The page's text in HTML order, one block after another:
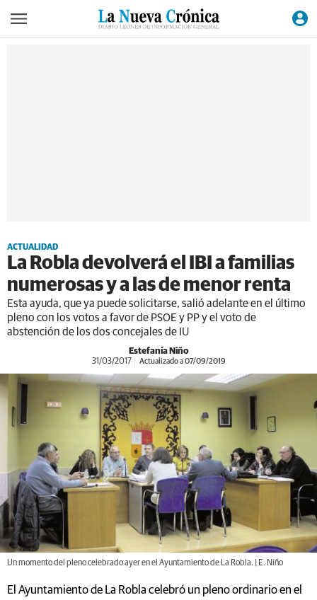
ACTUALIDAD
La Robla devolverá el IBI a familias
numerosas y a las de menor renta
Esta ayuda, que ya puede solicitarse, salió adelante en el último
pleno con los votos a favor de PSOE y PP y el voto de
abstención de los dos concejales de IU
Estefanía Niño
31/03/2017 Actualizado a 07/09/2019
Un momento del pleno celebrado ayer en el Ayuntamiento de La Robla. | E. Niño
El Ayuntamiento de La Robla celebró un pleno ordinario en el